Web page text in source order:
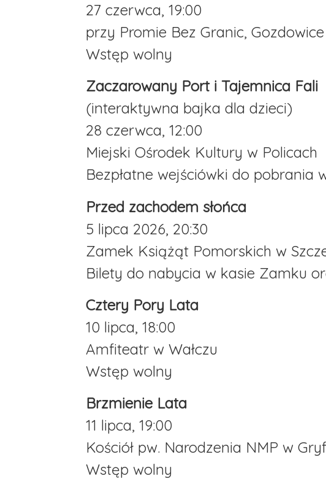
27 czerwca, 19:00
przy Promie Bez Granic, Gozdowice
Wstęp wolny
Zaczarowany Port i Tajemnica Fali
(interaktywna bajka dla dzieci)
28 czerwca, 12:00
Miejski Ośrodek Kultury w Policach
Bezpłatne wejściówki do pobrania
Przed zachodem słońca
5 lipca 2026, 20:30
Zamek Książąt Pomorskich w
Bilety do nabycia w kasie Zamku
Cztery Pory Lata
10 lipca, 18:00
Amfiteatr w Wałczu
Wstęp wolny
Brzmienie Lata
11 lipca, 19:00
Kościół pw. Narodzenia NMP w
Wstęp wolny